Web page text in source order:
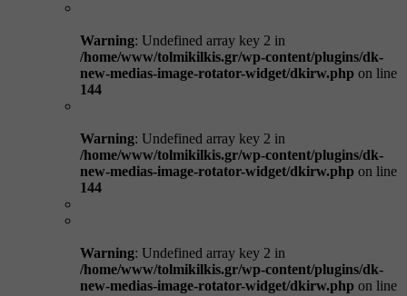
Warning: Undefined array key 2 in
/home/www/tolmikilkis.gr/wp-content/plugins/dk-
new-medias-image-rotator-widget/dkirw.php on line
144
Warning: Undefined array key 2 in
/home/www/tolmikilkis.gr/wp-content/plugins/dk-
new-medias-image-rotator-widget/dkirw.php on line
144
Warning: Undefined array key 2 in
/home/www/tolmikilkis.gr/wp-content/plugins/dk-
new-medias-image-rotator-widget/dkirw.php on line